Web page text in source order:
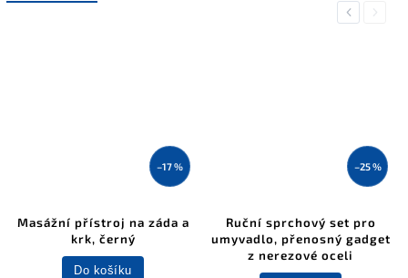
Previous
–17 %
Masážní přístroj na záda a
krk, černý
Do košíku
–25 %
Ruční sprchový set pro
umyvadlo, přenosný gadget
z nerezové oceli
Next